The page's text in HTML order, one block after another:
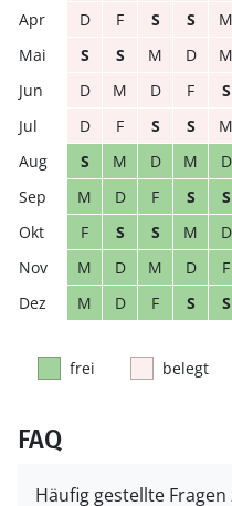
D
F S S M
S
S M D M
D
M D F S
D
F S S M
S
M D M D
M
D F S S
F
S S M D
M
D M D F
M
D F S S
frei belegt
FAQ
Häufig gestellte